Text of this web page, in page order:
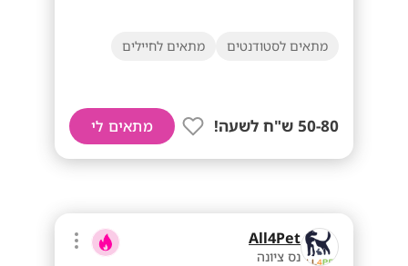
מתאים לסטודנטים מתאים לחיילים
50-80 ש"ח לשעה! מתאים לי
All4Pet
נס ציונה